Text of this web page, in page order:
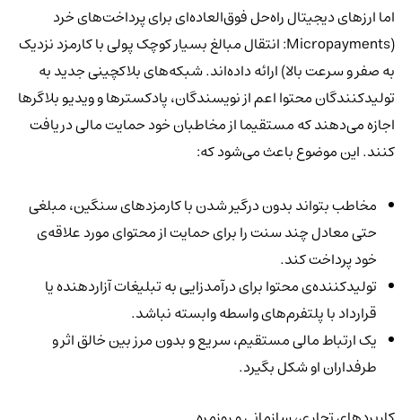
اما ارزهای دیجیتال راه‌حل فوق‌العاده‌ای برای پرداخت‌های خرد
(Micropayments: انتقال مبالغ بسیار کوچک پولی با کارمزد نزدیک
به صفر و سرعت بالا) ارائه داده‌اند. شبکه‌های بلاکچینی جدید به
تولیدکنندگان محتوا اعم از نویسندگان، پادکسترها و ویدیو بلاگرها
اجازه می‌دهند که مستقیما از مخاطبان خود حمایت مالی دریافت
کنند. این موضوع باعث می‌شود که:
مخاطب بتواند بدون درگیر شدن با کارمزدهای سنگین، مبلغی
حتی معادل چند سنت را برای حمایت از محتوای مورد علاقه‌ی
خود پرداخت کند.
تولیدکننده‌ی محتوا برای درآمدزایی به تبلیغات آزاردهنده یا
قرارداد با پلتفرم‌های واسطه وابسته نباشد.
یک ارتباط مالی مستقیم، سریع و بدون مرز بین خالق اثر و
طرفداران او شکل بگیرد.